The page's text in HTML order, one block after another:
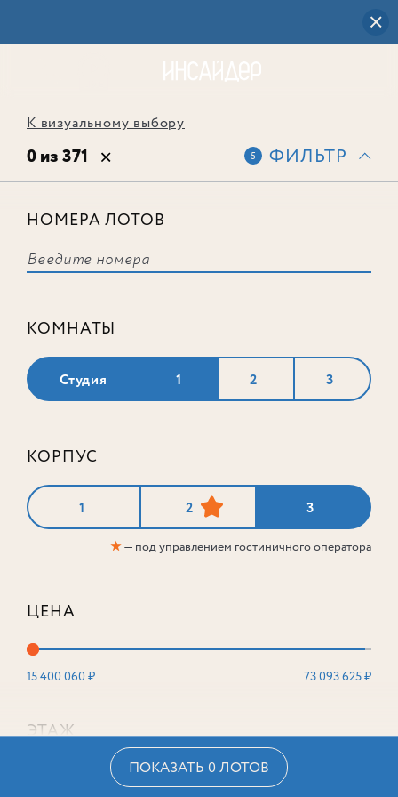
К визуальному выбору
0 из 371 5 ФИЛЬТР
НОМЕРА ЛОТОВ
КОМНАТЫ
Студия 1 2 3
КОРПУС
1 2 3
★— под управлением гостиничного оператора
ЦЕНА
15 400 060 ₽ 73 093 625 ₽
ЭТАЖ
ПОКАЗАТЬ 0 ЛОТОВ
соответствует ни одного лота